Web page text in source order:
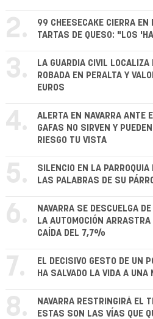
2.
99 CHEESECAKE CIERRA
TARTAS DE QUESO: "LOS
3.
LA GUARDIA CIVIL
ROBADA EN PERALTA Y
EUROS
4.
ALERTA EN NAVARRA ANTE
GAFAS NO SIRVEN Y
RIESGO TU VISTA
5.
SILENCIO EN LA
LAS PALABRAS DE SU
6.
NAVARRA SE DESCUELGA
LA AUTOMOCIÓN
CAÍDA DEL 7,7%
7.
EL DECISIVO GESTO DE UN
HA SALVADO LA VIDA A UNA
8.
NAVARRA RESTRINGIRÁ EL
ESTAS SON LAS VÍAS QUE